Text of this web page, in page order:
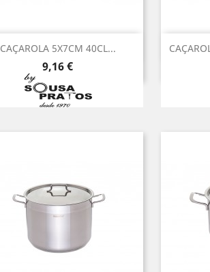
CAÇAROLA 5X7CM 40CL...
Preço
9,16 €
Vista rápida